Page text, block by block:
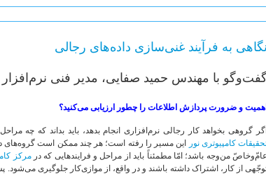
نگاهی به فرآیند غنی‌سازی داده‌های رجالی
با مهندس حمید صفایی، مدیر فنی نرم‌افزار
اهمیت و ضرورت پردازش اطلاعات را چطور ارزیابی می‌کنید؟
اگر گروهی بخواهد کار رجالی نرم‌افزاری انجام بدهد، باید بداند که چه
کامپیوتری نور
این مسیر را رفته است؛ هر چند ممکن است گروه‌های
عام‌ّوخاصّ من‌وجه باشد؛ امّا مطمئناً باید از مراحل و فرایندهایی که درمرکز
از کار، اشتراک داشته باشند و در واقع، از موازی‌کار جلوگیری